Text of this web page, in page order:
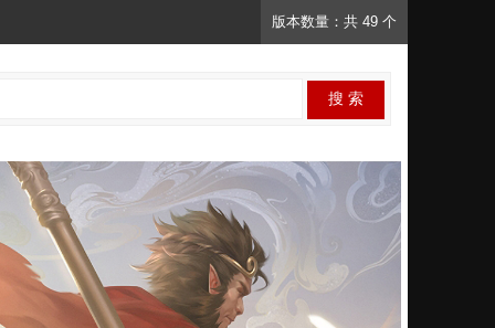
版本数量：共 49 个
搜 索